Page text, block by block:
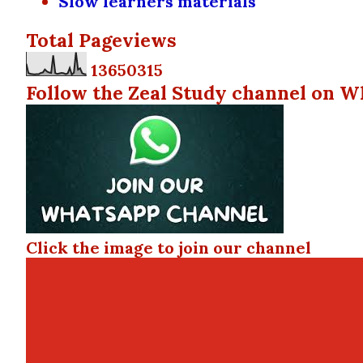
Total Pageviews
13650315
Follow the Zeal Study channel on
Click the image to join our channel